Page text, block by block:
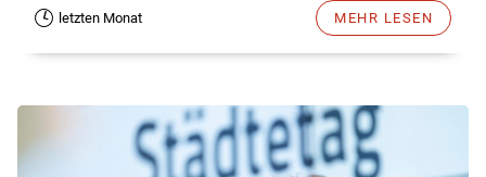
letzten Monat MEHR LESEN